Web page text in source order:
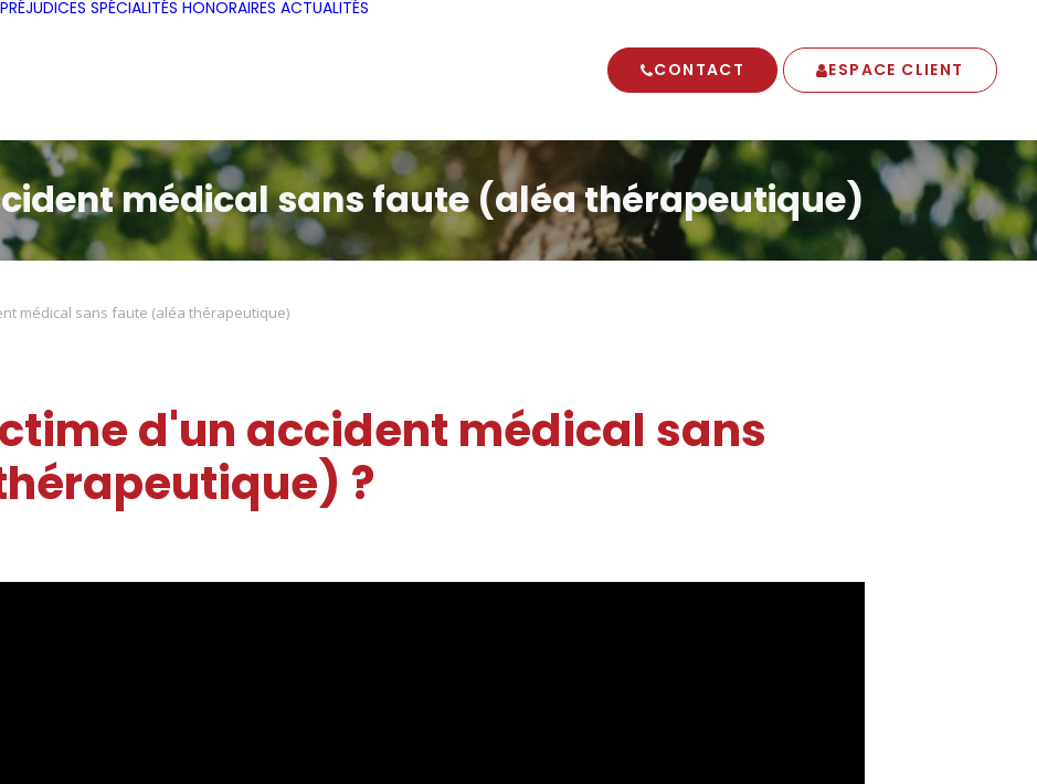
SPÉCIALITÉS HONORAIRES ACTUALITÉS
CONTACT ESPACE CLIENT
médical sans faute (aléa thérapeutique)
médical sans faute (aléa thérapeutique)
d'un accident médical sans
?